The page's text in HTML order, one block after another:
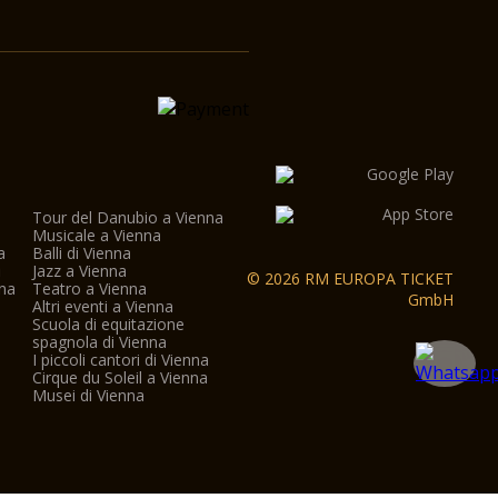
Tour del Danubio a Vienna
Musicale a Vienna
Balli di Vienna
Jazz a Vienna
Teatro a Vienna
Altri eventi a Vienna
Scuola di equitazione
spagnola di Vienna
I piccoli cantori di Vienna
Cirque du Soleil a Vienna
Musei di Vienna
© 2026 RM EUROPA TICKET
GmbH